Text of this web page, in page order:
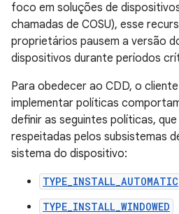
foco em soluções de
chamadas de COSU), esse
proprietários pausem a versão
dispositivos durante períodos
Para obedecer ao CDD, o
implementar políticas
definir as seguintes políticas,
respeitadas pelos subsistemas
sistema do dispositivo:
TYPE_INSTALL_AUTOMATIC
TYPE_INSTALL_WINDOWED